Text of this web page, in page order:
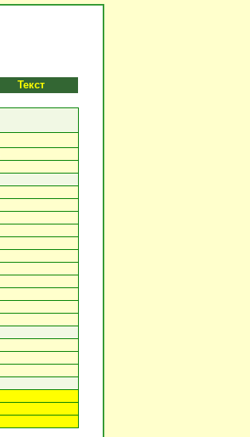
Текст